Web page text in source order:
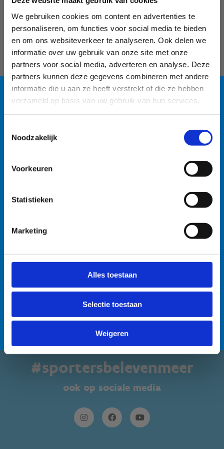
We gebruiken cookies om content en advertenties te
personaliseren, om functies voor social media te bieden
en om ons websiteverkeer te analyseren. Ook delen we
informatie over uw gebruik van onze site met onze
partners voor social media, adverteren en analyse. Deze
partners kunnen deze gegevens combineren met andere
informatie die u aan ze heeft verstrekt of die ze hebben
verzameld op basis van uw gebruik van hun services.
Noodzakelijk
Voorkeuren
Statistieken
Marketing
Alles toestaan
Selectie toestaan
Weigeren
watersportbaan
🚫 Helaas is er blauwalg vastgesteld in onze
watersportbaan. Dit betekent dat er vanaf nu een
recreatieverbod geldt. 🛶 Roeien, kajakken en zeilen
wordt afgeraden, maar kunnen mits volgende
na elke training. • Boten goed afspoelen na elke
training. • Niet in de drijflaag varen. • Niet voor
personen met een zwakke gezondheid. Voor de
voorzien. Bedankt voor jullie begrip! 💙
Lees meer over de alternatieve zwemlocatie
nu:
038607840
#sportersbelevenmeer
ook op sociale media